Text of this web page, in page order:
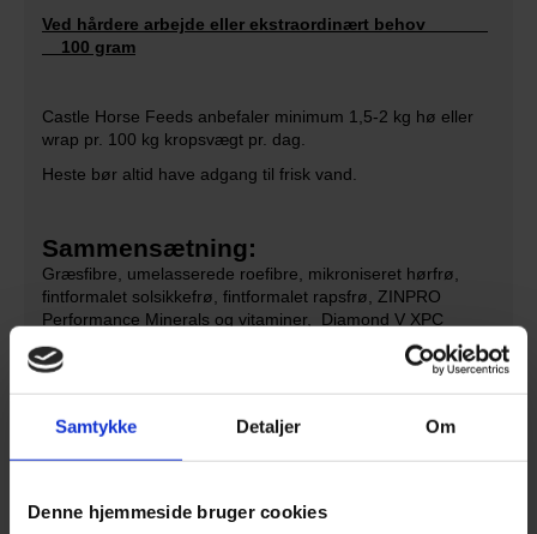
Samtykke Detaljer Om
Denne hjemmeside bruger cookies
Ved hårdere arbejde eller ekstraordinært behov
100 gram
Castle Horse Feeds anbefaler minimum 1,5-2 kg hø eller
wrap pr. 100 kg kropsvægt pr. dag.
Heste bør altid have adgang til frisk vand.
Sammensætning:
Græsfibre, umelasserede roefibre, mikroniseret hørfrø,
fintformalet solsikkefrø, fintformalet rapsfrø, ZINPRO
Performance Minerals og vitaminer, Diamond V XPC
gærkultur
Smart Balance, 15 kg